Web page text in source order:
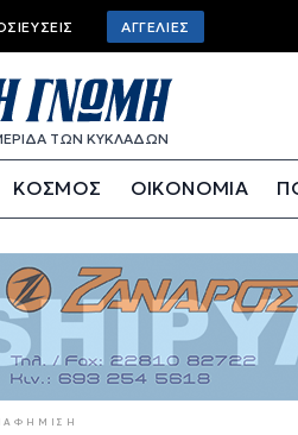
Top
bar
menu
ΑΓΓΕΛΊΕΣ
ΤΩΝ ΚΥΚΛΑΔΩΝ
ΚΟΣΜΟΣ ΟΙΚΟΝΟΜΙΑ